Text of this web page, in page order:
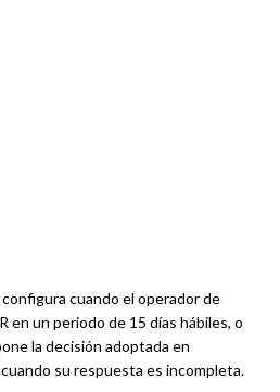
cuando el operador de
en un periodo de 15 días hábiles, o
la decisión adoptada en
su respuesta es incompleta.